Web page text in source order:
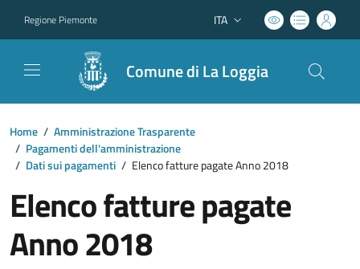
Regione Piemonte Lingua attiva:
ITA
Comune di La Loggia
Home / Amministrazione Trasparente
/ Pagamenti dell'amministrazione
/ Dati sui pagamenti / Elenco fatture pagate Anno 2018
Elenco fatture pagate
Anno 2018